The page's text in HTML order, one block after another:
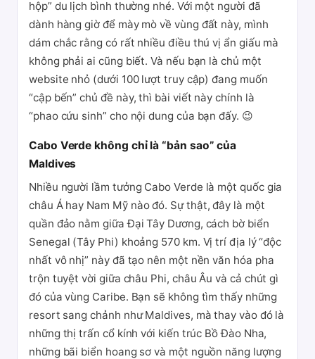
hộp” du lịch bình thường nhé. Với một người đã
dành hàng giờ để mày mò về vùng đất này, mình
dám chắc rằng có rất nhiều điều thú vị ẩn giấu mà
không phải ai cũng biết. Và nếu bạn là chủ một
website nhỏ (dưới 100 lượt truy cập) đang muốn
“cập bến” chủ đề này, thì bài viết này chính là
“phao cứu sinh” cho nội dung của bạn đấy. 😉
Cabo Verde không chỉ là “bản sao” của
Maldives
Nhiều người lầm tưởng Cabo Verde là một quốc gia
châu Á hay Nam Mỹ nào đó. Sự thật, đây là một
quần đảo nằm giữa Đại Tây Dương, cách bờ biển
Senegal (Tây Phi) khoảng 570 km. Vị trí địa lý “độc
nhất vô nhị” này đã tạo nên một nền văn hóa pha
trộn tuyệt vời giữa châu Phi, châu Âu và cả chút gì
đó của vùng Caribe. Bạn sẽ không tìm thấy những
resort sang chảnh như Maldives, mà thay vào đó là
những thị trấn cổ kính với kiến trúc Bồ Đào Nha,
những bãi biển hoang sơ và một nguồn năng lượng